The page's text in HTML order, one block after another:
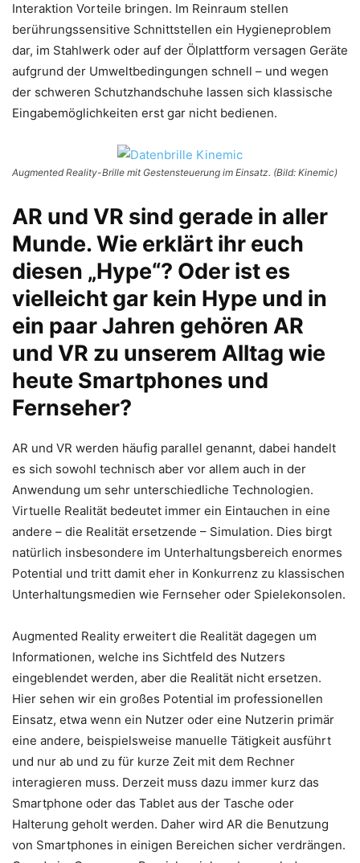
Interaktion Vorteile bringen. Im Reinraum stellen
berührungssensitive Schnittstellen ein Hygieneproblem
dar, im Stahlwerk oder auf der Ölplattform versagen Geräte
aufgrund der Umweltbedingungen schnell – und wegen
der schweren Schutzhandschuhe lassen sich klassische
Eingabemöglichkeiten erst gar nicht bedienen.
Augmented Reality-Brille mit Gestensteuerung im Einsatz. (Bild: Kinemic)
AR und VR sind gerade in aller
Munde. Wie erklärt ihr euch
diesen „Hype“? Oder ist es
vielleicht gar kein Hype und in
ein paar Jahren gehören AR
und VR zu unserem Alltag wie
heute Smartphones und
Fernseher?
AR und VR werden häufig parallel genannt, dabei handelt
es sich sowohl technisch aber vor allem auch in der
Anwendung um sehr unterschiedliche Technologien.
Virtuelle Realität bedeutet immer ein Eintauchen in eine
andere – die Realität ersetzende – Simulation. Dies birgt
natürlich insbesondere im Unterhaltungsbereich enormes
Potential und tritt damit eher in Konkurrenz zu klassischen
Unterhaltungsmedien wie Fernseher oder Spielekonsolen.
Augmented Reality erweitert die Realität dagegen um
Informationen, welche ins Sichtfeld des Nutzers
eingeblendet werden, aber die Realität nicht ersetzen.
Hier sehen wir ein großes Potential im professionellen
Einsatz, etwa wenn ein Nutzer oder eine Nutzerin primär
eine andere, beispielsweise manuelle Tätigkeit ausführt
und nur ab und zu für kurze Zeit mit dem Rechner
interagieren muss. Derzeit muss dazu immer kurz das
Smartphone oder das Tablet aus der Tasche oder
Halterung geholt werden. Daher wird AR die Benutzung
von Smartphones in einigen Bereichen sicher verdrängen.